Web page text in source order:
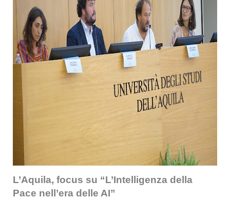
L’Aquila, focus su “L’Intelligenza della
Pace nell’era delle AI”